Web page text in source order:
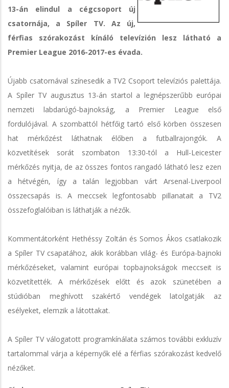
13-án elindul a cégcsoport új
csatornája, a Spíler TV. Az új,
férfias szórakozást kínáló televízión lesz látható a
Premier League 2016-2017-es évada.
Újabb csatornával színesedik a TV2 Csoport televíziós palettája.
A Spíler TV augusztus 13-án startol a legnépszerűbb európai
nemzeti labdarúgó-bajnokság, a Premier League első
fordulójával. A szombattól hétfőig tartó első körben összesen
hat mérkőzést láthatnak élőben a futballrajongók. A
közvetítések sorát szombaton 13:30-tól a Hull-Leicester
mérkőzés nyitja, de az összes fontos rangadó látható lesz ezen
a hétvégén, így a talán legjobban várt Arsenal-Liverpool
összecsapás is. A meccsek legfontosabb pillanatait a TV2
összefoglalóiban is láthatják a nézők.
Kommentátorként Hethéssy Zoltán és Somos Ákos csatlakozik
a Spíler TV csapatához, akik korábban világ- és Európa-bajnoki
mérkőzéseket, valamint európai topbajnokságok meccseit is
közvetítették. A mérkőzések előtt és azok szünetében a
stúdióban meghívott szakértő vendégek latolgatják az
esélyeket, elemzik a látottakat.
A Spíler TV válogatott programkínálata számos további exkluzív
tartalommal várja a képernyők elé a férfias szórakozást kedvelő
nézőket.